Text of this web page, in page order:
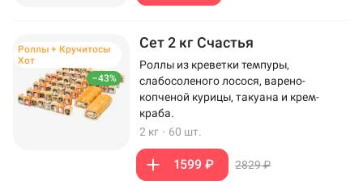
–43%
Роллы + Кручитосы
Хот
Сет 2 кг Счастья
Роллы из креветки темпуры,
слабосоленого лосося, варено-
копченой курицы, такуана и крем-
краба.
2 кг · 60 шт.
1599 ₽ 2829 ₽